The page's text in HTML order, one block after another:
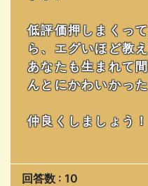
低評価押しまくっ
ら、エグいほど教
あなたも生まれて
んとにかわいかっ
仲良くしましょう！
回答数 : 10